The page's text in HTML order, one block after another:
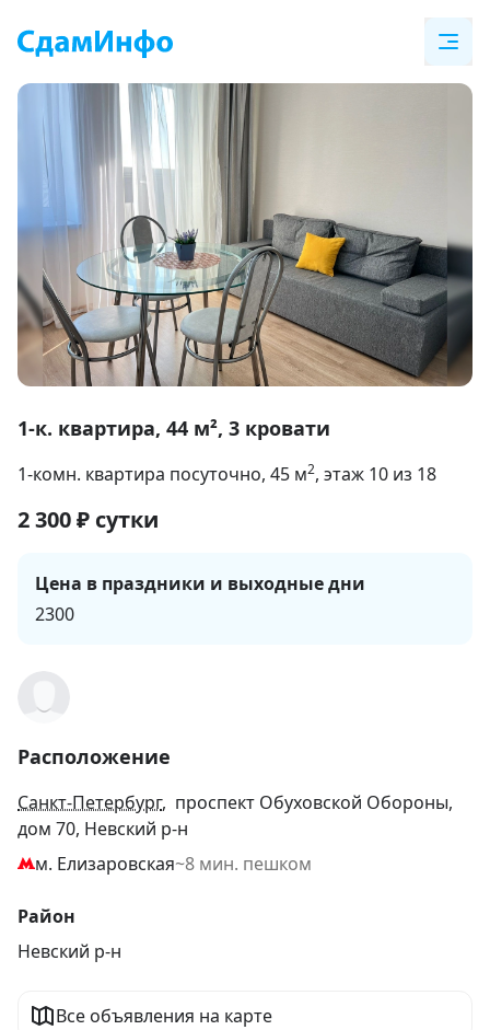
1
12
1-к. квартира, 44 м², 3 кровати
1-комн. квартира посуточно, 45 м2, этаж 10 из 18
2 300₽ сутки
Цена в праздники и выходные дни
2300
Расположение
Санкт-Петербург, проспект Обуховской Обороны,
дом 70, Невский р-н
м. Елизаровская~8 мин. пешком
Район
Невский р-н
Все объявления на карте